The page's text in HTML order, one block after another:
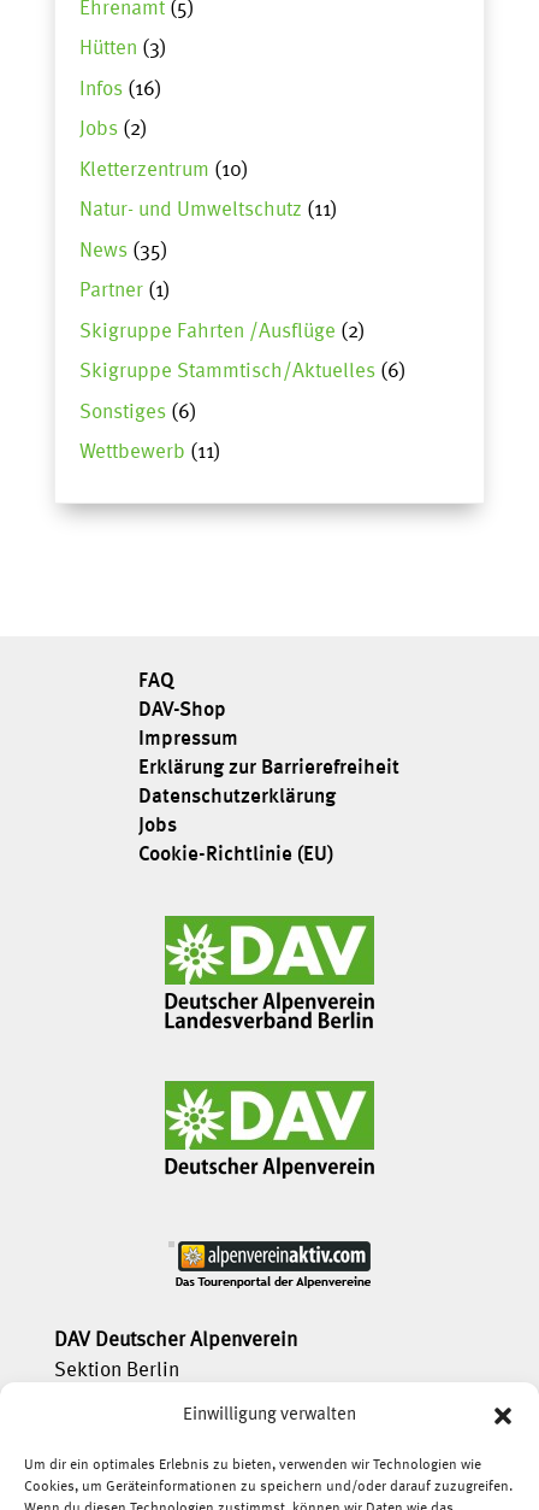
Einwilligung verwalten
Um dir ein optimales Erlebnis zu bieten, verwenden wir Technologien wie
Cookies, um Geräteinformationen zu speichern und/oder darauf zuzugreifen.
Ehrenamt(5)
Hütten (3)
Infos(16)
Jobs(2)
Kletterzentrum (10)
Natur- und Umweltschutz (11)
News(35)
Partner(1)
Skigruppe Fahrten /Ausflüge (2)
Skigruppe Stammtisch/Aktuelles(6)
Sonstiges(6)
Wettbewerb (11)
FAQ
DAV-Shop
Impressum
Erklärung zur Barrierefreiheit
Datenschutzerklärung
Jobs
Cookie-Richtlinie (EU)
DAV Deutscher Alpenverein
Sektion Berlin
service[at]dav-berlin.de